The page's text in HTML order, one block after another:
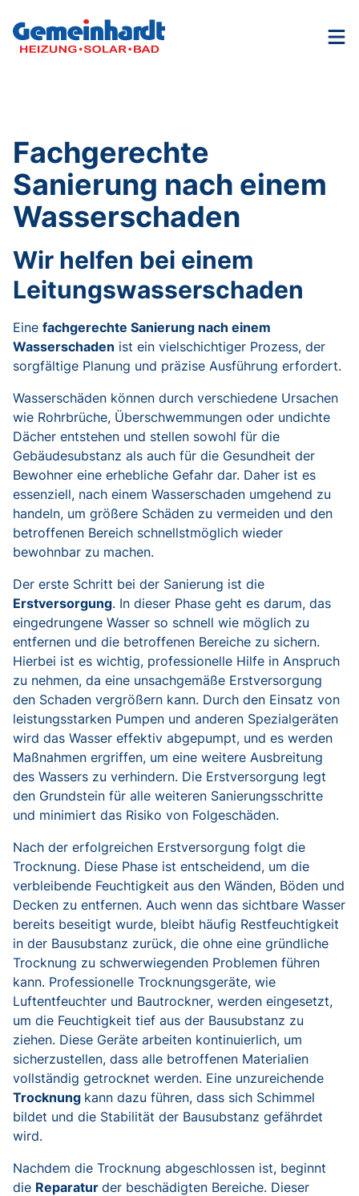
Fachgerechte
Sanierung nach einem
Wasserschaden
Wir helfen bei einem
Leitungswasserschaden
Eine fachgerechte Sanierung nach einem
Wasserschaden ist ein vielschichtiger Prozess, der
sorgfältige Planung und präzise Ausführung erfordert.
Wasserschäden können durch verschiedene Ursachen
wie Rohrbrüche, Überschwemmungen oder undichte
Dächer entstehen und stellen sowohl für die
Gebäudesubstanz als auch für die Gesundheit der
Bewohner eine erhebliche Gefahr dar. Daher ist es
essenziell, nach einem Wasserschaden umgehend zu
handeln, um größere Schäden zu vermeiden und den
betroffenen Bereich schnellstmöglich wieder
bewohnbar zu machen.
Der erste Schritt bei der Sanierung ist die
Erstversorgung. In dieser Phase geht es darum, das
eingedrungene Wasser so schnell wie möglich zu
entfernen und die betroffenen Bereiche zu sichern.
Hierbei ist es wichtig, professionelle Hilfe in Anspruch
zu nehmen, da eine unsachgemäße Erstversorgung
den Schaden vergrößern kann. Durch den Einsatz von
leistungsstarken Pumpen und anderen Spezialgeräten
wird das Wasser effektiv abgepumpt, und es werden
Maßnahmen ergriffen, um eine weitere Ausbreitung
des Wassers zu verhindern. Die Erstversorgung legt
den Grundstein für alle weiteren Sanierungsschritte
und minimiert das Risiko von Folgeschäden.
Nach der erfolgreichen Erstversorgung folgt die
Trocknung. Diese Phase ist entscheidend, um die
verbleibende Feuchtigkeit aus den Wänden, Böden und
Decken zu entfernen. Auch wenn das sichtbare Wasser
bereits beseitigt wurde, bleibt häufig Restfeuchtigkeit
in der Bausubstanz zurück, die ohne eine gründliche
Trocknung zu schwerwiegenden Problemen führen
kann. Professionelle Trocknungsgeräte, wie
Luftentfeuchter und Bautrockner, werden eingesetzt,
um die Feuchtigkeit tief aus der Bausubstanz zu
ziehen. Diese Geräte arbeiten kontinuierlich, um
sicherzustellen, dass alle betroffenen Materialien
vollständig getrocknet werden. Eine unzureichende
Trocknung kann dazu führen, dass sich Schimmel
bildet und die Stabilität der Bausubstanz gefährdet
wird.
Nachdem die Trocknung abgeschlossen ist, beginnt
die Reparatur der beschädigten Bereiche. Dieser